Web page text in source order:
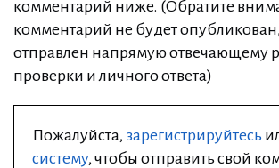
комментарий ниже. (Обратите
комментарий не будет
отправлен напрямую отвечающему
проверки и личного ответа)
Пожалуйста, зарегистрируйтесь
систему, чтобы отправить свой